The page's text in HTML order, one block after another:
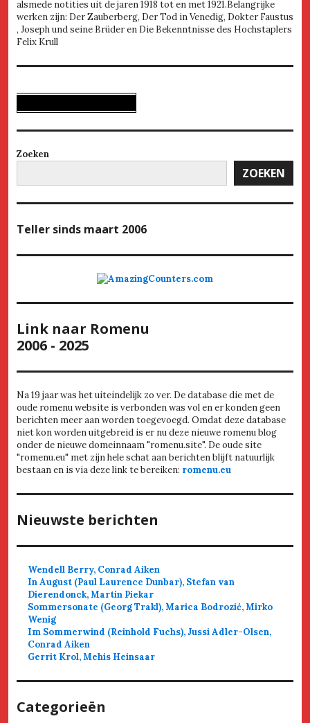
alsmede notities uit de jaren 1918 tot en met 1921.Belangrijke
werken zijn: Der Zauberberg, Der Tod in Venedig, Dokter Faustus
, Joseph und seine Brüder en Die Bekenntnisse des Hochstaplers
Felix Krull
Zoeken
ZOEKEN
Teller sinds maart 2006
Link naar Romenu
2006 - 2025
Na 19 jaar was het uiteindelijk zo ver. De database die met de
oude romenu website is verbonden was vol en er konden geen
berichten meer aan worden toegevoegd. Omdat deze database
niet kon worden uitgebreid is er nu deze nieuwe romenu blog
onder de nieuwe domeinnaam "romenu.site". De oude site
"romenu.eu" met zijn hele schat aan berichten blijft natuurlijk
bestaan en is via deze link te bereiken: romenu.eu
Nieuwste berichten
Wendell Berry, Conrad Aiken
In August (Paul Laurence Dunbar), Stefan van
Dierendonck, Martin Piekar
Sommersonate (Georg Trakl), Marica Bodrozić, Mirko
Wenig
Im Sommerwind (Reinhold Fuchs), Jussi Adler-Olsen,
Conrad Aiken
Gerrit Krol, Mehis Heinsaar
Categorieën